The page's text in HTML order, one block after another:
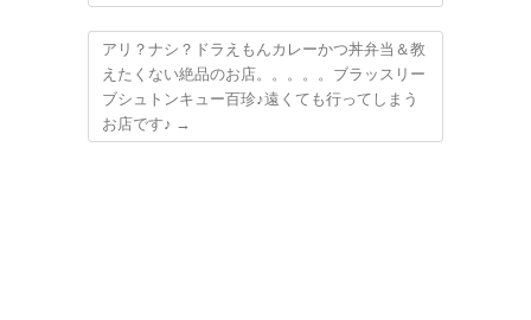
アリ？ナシ？ドラえもんカレーかつ丼弁当＆教
えたくない絶品のお店。。。。。ブラッスリー
ブシュトンキュー百珍♪遠くても行ってしまう
お店です♪ →